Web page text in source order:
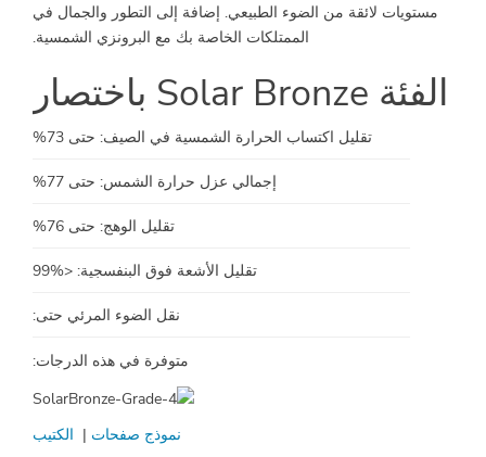
مستويات لائقة من الضوء الطبيعي. إضافة إلى التطور والجمال في
الممتلكات الخاصة بك مع البرونزي الشمسية.
الفئة Solar Bronze باختصار
تقليل اكتساب الحرارة الشمسية في الصيف: حتى 73%
إجمالي عزل حرارة الشمس: حتى 77%
تقليل الوهج: حتى 76%
تقليل الأشعة فوق البنفسجية: <%99
نقل الضوء المرئي حتى:
متوفرة في هذه الدرجات:
نموذج صفحات | الكتيب